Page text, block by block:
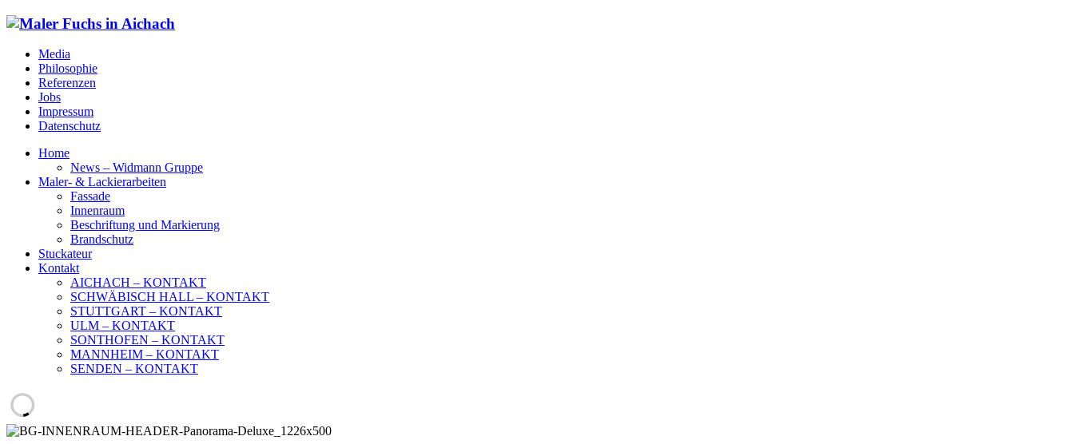
Media
Philosophie
Referenzen
Jobs
Impressum
Datenschutz
Home
News – Widmann Gruppe
Maler- & Lackierarbeiten
Fassade
Innenraum
Beschriftung und Markierung
Brandschutz
Stuckateur
Kontakt
AICHACH – KONTAKT
SCHWÄBISCH HALL – KONTAKT
STUTTGART – KONTAKT
ULM – KONTAKT
SONTHOFEN – KONTAKT
MANNHEIM – KONTAKT
SENDEN – KONTAKT